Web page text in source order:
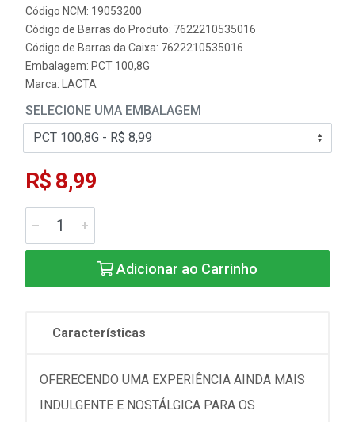
Código NCM: 19053200
Código de Barras do Produto: 7622210535016
Código de Barras da Caixa: 7622210535016
Embalagem: PCT 100,8G
Marca:
LACTA
SELECIONE UMA EMBALAGEM
R$ 8,99
Adicionar ao Carrinho
Características
OFERECENDO UMA EXPERIÊNCIA AINDA MAIS
INDULGENTE E NOSTÁLGICA PARA OS